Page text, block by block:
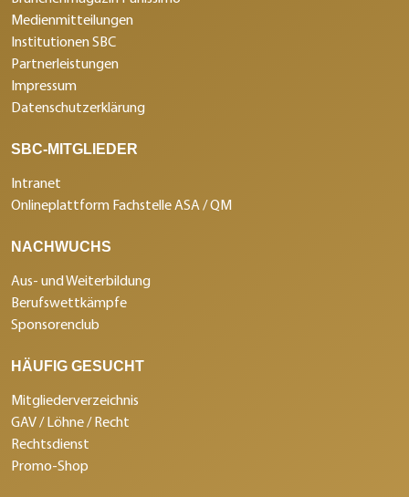
Medienmitteilungen
Institutionen SBC
Partnerleistungen
Impressum
Datenschutzerklärung
SBC-MITGLIEDER
Intranet
Onlineplattform Fachstelle ASA / QM
NACHWUCHS
Aus- und Weiterbildung
Berufswettkämpfe
Sponsorenclub
HÄUFIG GESUCHT
Mitgliederverzeichnis
GAV / Löhne / Recht
Rechtsdienst
Promo-Shop